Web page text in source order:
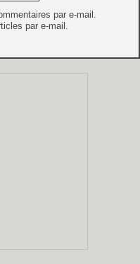
par e-mail.
par e-mail.